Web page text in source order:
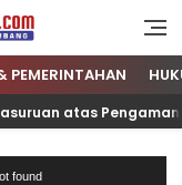
PEMERINTAHAN
atas Pengamanan
found